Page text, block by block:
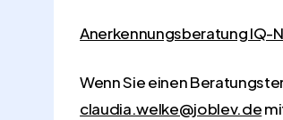
Anerkennungsberatung IQ-
Wenn Sie einen
claudia.welke@joblev.de